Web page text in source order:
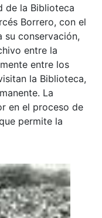
de la Biblioteca
Borrero, con el
su conservación,
entre la
entre los
la Biblioteca,
La
en el proceso de
permite la